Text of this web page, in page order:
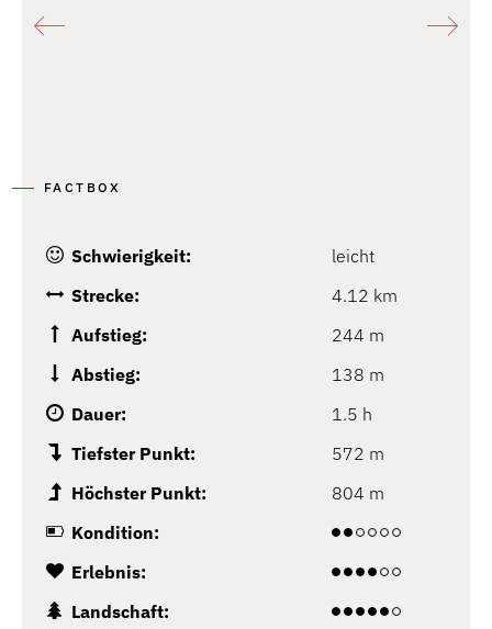
FACTBOX
Schwierigkeit:
leicht
Strecke:
4.12 km
Aufstieg:
244 m
Abstieg:
138 m
Dauer:
1.5 h
Tiefster Punkt:
572 m
Höchster Punkt:
804 m
Kondition:
Erlebnis:
Landschaft: